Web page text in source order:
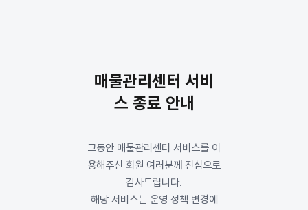
매물관리센터 서비
스 종료 안내
그동안 매물관리센터 서비스를 이
용해주신 회원 여러분께 진심으로
감사드립니다.
해당 서비스는 운영 정책 변경에